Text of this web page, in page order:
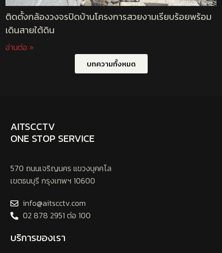
ติดตั้งกล้องวงจรปิดบ้านโครงการสวยงามเรียบร้อยพร้อม
เดินสายใต้ดิน
อ่านต่อ »
บทความทั้งหมด
AITSCCTV
ONE STOP SERVICE
570 ถนนเจริญนคร แขวงบุคคโล
เขตธนบุรี กรุงเทพฯ 10600
info@aitscctv.com
02 878 2951 ต่อ 100
บริการของเรา